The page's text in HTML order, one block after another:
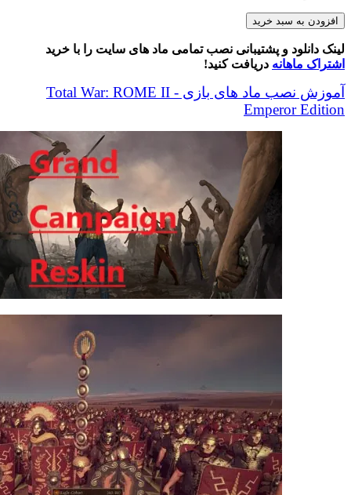
Reskin
for
Grand
Campaign
افزودن به سبد خرید
لینک دانلود و پشتیبانی نصب تمامی ماد های سایت را با خرید
اشتراک ماهانه دریافت کنید!
آموزش نصب ماد های بازی Total War: ROME II -
Emperor Edition